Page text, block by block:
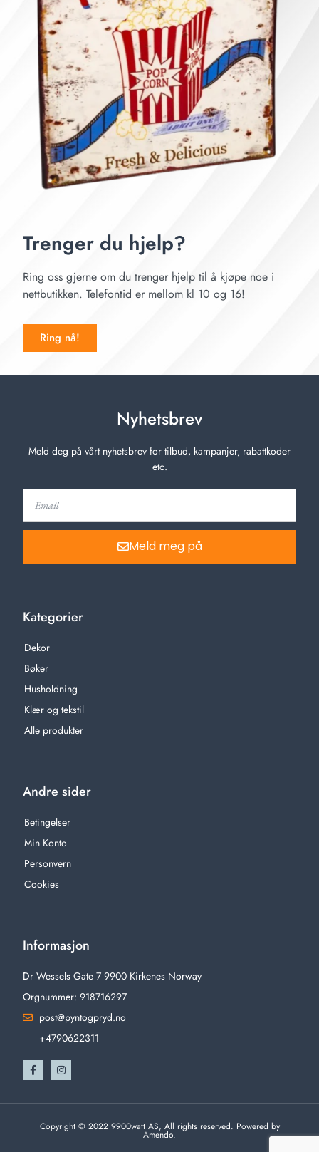
Trenger du hjelp?
Ring oss gjerne om du trenger hjelp til å kjøpe noe i
nettbutikken. Telefontid er mellom kl 10 og 16!
Ring nå!
Nyhetsbrev
Meld deg på vårt nyhetsbrev for tilbud, kampanjer, rabattkoder
etc.
Meld meg på
Kategorier
Dekor
Bøker
Husholdning
Klær og tekstil
Alle produkter
Andre sider
Betingelser
Min Konto
Personvern
Cookies
Informasjon
Dr Wessels Gate 7 9900 Kirkenes Norway
Orgnummer: 918716297
post@pyntogpryd.no
+4790622311
Copyright © 2022 9900watt AS, All rights reserved. Powered by
Amendo.